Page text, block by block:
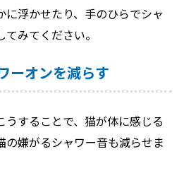
に浮かせたり、手のひらでシャ
みてください。
ーオンを減らす
うすることで、猫が体に感じる
嫌がるシャワー音も減らせま